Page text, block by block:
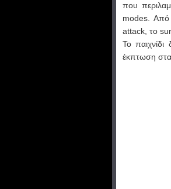
που
modes. Από
attack, το
Το
έκπτωση στα